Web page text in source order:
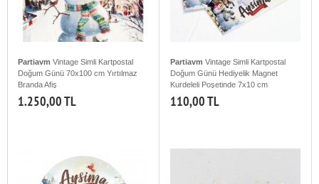
Partiavm Vintage Simli Kartpostal
Doğum Günü 70x100 cm Yırtılmaz
Branda Afiş
1.250,00 TL
Partiavm Vintage Simli Kartpostal
Doğum Günü Hediyelik Magnet
Kurdeleli Poşetinde 7x10 cm
110,00 TL